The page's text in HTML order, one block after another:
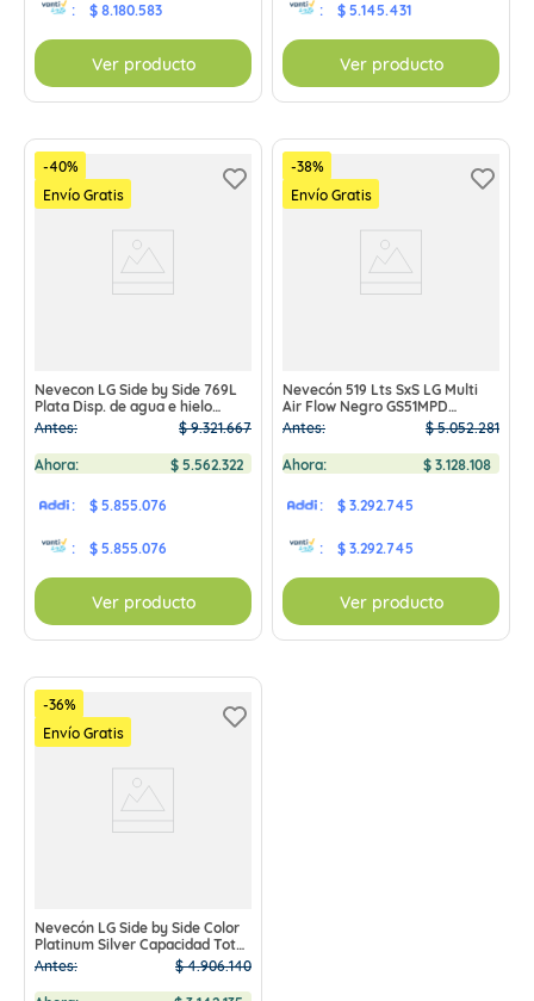
: $ 8.180.583
Ver producto
: $ 5.145.431
Ver producto
-40%
Envío Gratis
Nevecon LG Side by Side 769L
Plata Disp. de agua e hielo
GS77SPP
Antes: $ 9.321.667
Ahora: $ 5.562.322
: $ 5.855.076
: $ 5.855.076
Ver producto
-38%
Envío Gratis
Nevecón 519 Lts SxS LG Multi
Air Flow Negro GS51MPD
AHBCCLM PRECIO EXCLUSIVO
Antes: $ 5.052.281
Ahora: $ 3.128.108
: $ 3.292.745
: $ 3.292.745
Ver producto
-36%
Envío Gratis
Nevecón LG Side by Side Color
Platinum Silver Capacidad Total
Almacenamiento 519 Litros -
Antes: $ 4.906.140